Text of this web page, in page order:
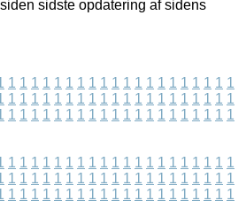
sidste opdatering af sidens
1 1 1 1 1 1 1 1 1 1 1 1 1 1 1 1 1 1 1 1
1 1 1 1 1 1 1 1 1 1 1 1 1 1 1 1 1 1 1 1
1 1 1 1 1 1 1 1 1 1 1 1 1 1 1 1 1 1 1 1
1 1 1 1 1 1 1 1 1 1 1 1 1 1 1 1 1 1 1 1
1 1 1 1 1 1 1 1 1 1 1 1 1 1 1 1 1 1 1 1
1 1 1 1 1 1 1 1 1 1 1 1 1 1 1 1 1 1 1 1